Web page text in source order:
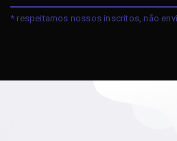
* respeitamos nossos inscritos, não